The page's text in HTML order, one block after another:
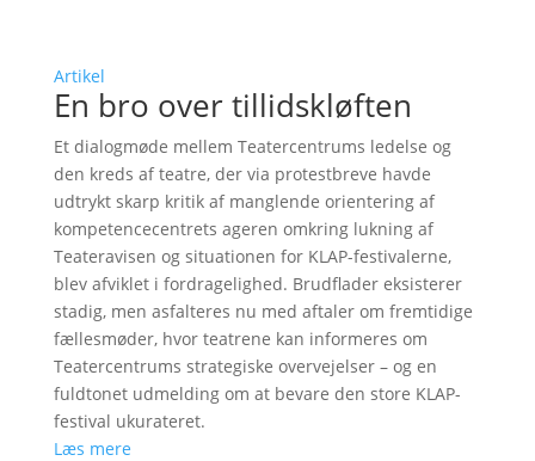
Artikel
En bro over tillidskløften
Et dialogmøde mellem Teatercentrums ledelse og
den kreds af teatre, der via protestbreve havde
udtrykt skarp kritik af manglende orientering af
kompetencecentrets ageren omkring lukning af
Teateravisen og situationen for KLAP-festivalerne,
blev afviklet i fordragelighed. Brudflader eksisterer
stadig, men asfalteres nu med aftaler om fremtidige
fællesmøder, hvor teatrene kan informeres om
Teatercentrums strategiske overvejelser – og en
fuldtonet udmelding om at bevare den store KLAP-
festival ukurateret.
Læs mere